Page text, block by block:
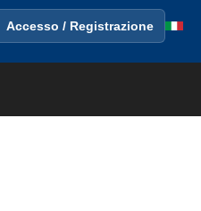
Accesso / Registrazione